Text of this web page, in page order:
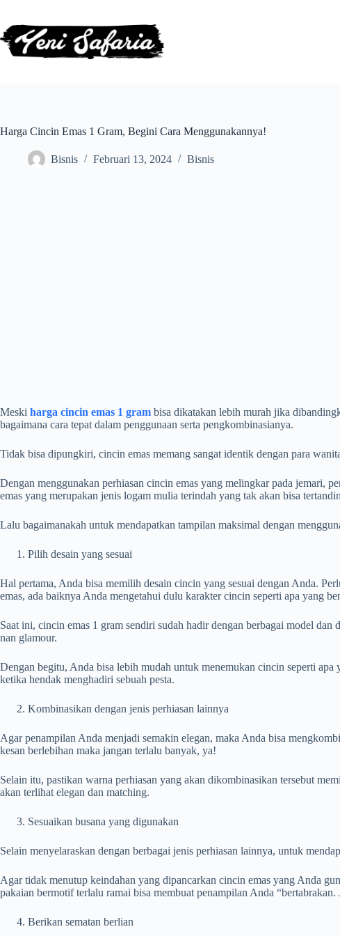
content
Harga Cincin Emas 1 Gram, Begini Cara Menggunakannya!
Bisnis Februari 13, 2024 Bisnis
Meski harga cincin emas 1 gram bisa dikatakan lebih murah jika
bagaimana cara tepat dalam penggunaan serta pengkombinasianya.
Tidak bisa dipungkiri, cincin emas memang sangat identik dengan para
Dengan menggunakan perhiasan cincin emas yang melingkar pada jemari,
emas yang merupakan jenis logam mulia terindah yang tak akan bisa
Lalu bagaimanakah untuk mendapatkan tampilan maksimal dengan
Pilih desain yang sesuai
Hal pertama, Anda bisa memilih desain cincin yang sesuai dengan Anda.
emas, ada baiknya Anda mengetahui dulu karakter cincin seperti apa yang
Saat ini, cincin emas 1 gram sendiri sudah hadir dengan berbagai model
nan glamour.
Dengan begitu, Anda bisa lebih mudah untuk menemukan cincin seperti
ketika hendak menghadiri sebuah pesta.
Kombinasikan dengan jenis perhiasan lainnya
Agar penampilan Anda menjadi semakin elegan, maka Anda bisa
kesan berlebihan maka jangan terlalu banyak, ya!
Selain itu, pastikan warna perhiasan yang akan dikombinasikan tersebut
akan terlihat elegan dan matching.
Sesuaikan busana yang digunakan
Selain menyelaraskan dengan berbagai jenis perhiasan lainnya, untuk
Agar tidak menutup keindahan yang dipancarkan cincin emas yang Anda
pakaian bermotif terlalu ramai bisa membuat penampilan Anda
Berikan sematan berlian